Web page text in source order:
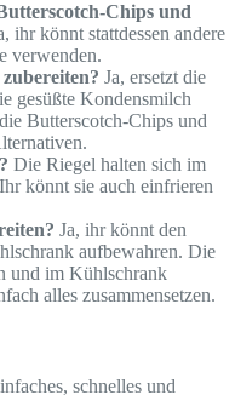
Chips und
ihr könnt stattdessen andere
verwenden.
Ja, ersetzt die
gesüßte Kondensmilch
Butterscotch-Chips und
Die Riegel halten sich im
könnt sie auch einfrieren
Ja, ihr könnt den
aufbewahren. Die
und im Kühlschrank
alles zusammensetzen.
schnelles und